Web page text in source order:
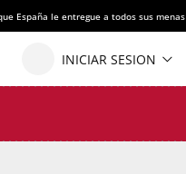
España le entregue a todos sus menas